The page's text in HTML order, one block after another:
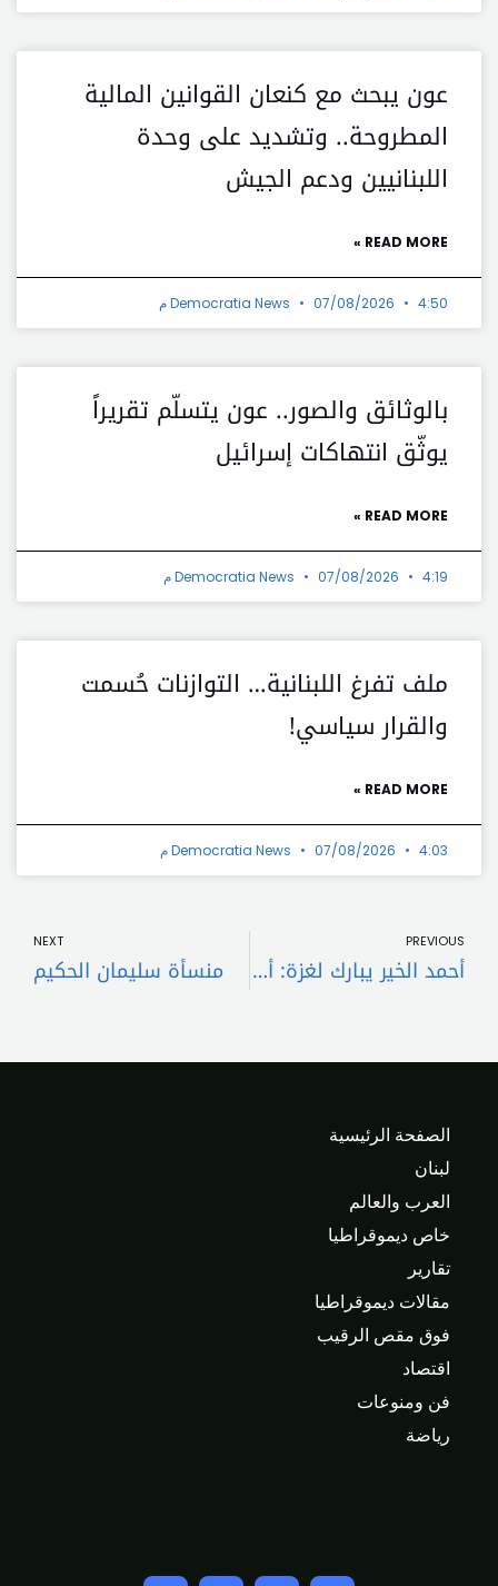
عون يبحث مع كنعان القوانين المالية
المطروحة.. وتشديد على وحدة
اللبنانيين ودعم الجيش
READ MORE »
Democratia News 07/08/2026 4:50 م
بالوثائق والصور.. عون يتسلّم تقريراً
يوثّق انتهاكات إسرائيل
READ MORE »
Democratia News 07/08/2026 4:19 م
ملف تفرغ اللبنانية… التوازنات حُسمت
والقرار سياسي!
READ MORE »
Democratia News 07/08/2026 4:03 م
PREVIOUS
أحمد الخير يبارك لغزة: أهلها قدموا “روح الروح” .. والارادة الفلسطينية لا تنكسر
NEXT
منسأة سليمان الحكيم
الصفحة الرئيسية
لبنان
العرب والعالم
خاص ديموقراطيا
تقارير
مقالات ديموقراطيا
فوق مقص الرقيب
اقتصاد
فن ومنوعات
رياضة